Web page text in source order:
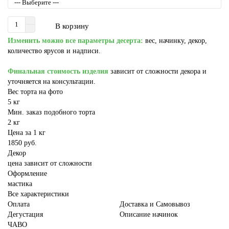
В корзину
Изменить можно все параметры десерта: вес, начинку, декор,
количество ярусов и надписи.
Финальная стоимость изделия зависит от сложности декора и
уточняется на консультации.
Вес торта на фото
5 кг
Мин. заказ подобного торта
2 кг
Цена за 1 кг
1850 руб.
Декор
цена зависит от сложности
Оформление
мастика
Все характеристики
Оплата
Доставка и Самовывоз
Дегустация
Описание начинок
ЧАВО